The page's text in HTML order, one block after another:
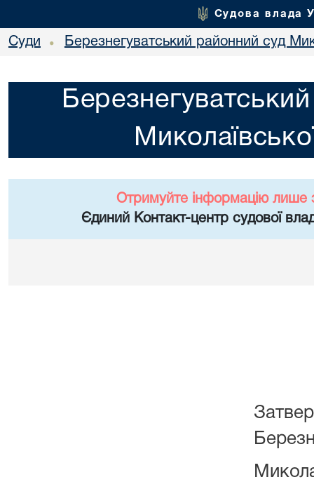
Судова влада
Суди • Березнегуватський районний суд
Отримуйте інформацію лише
Єдиний Контакт-центр судової